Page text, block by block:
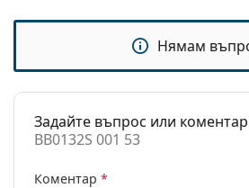
почистване:
Категория:
Марка:
Предназначение:
Нямам
Задайте въпрос или
BB0132S 001 53
Коментар *